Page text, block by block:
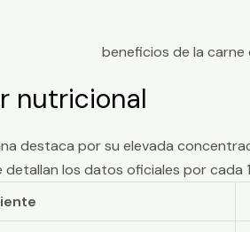
nutricional
destaca por su elevada
los datos oficiales por